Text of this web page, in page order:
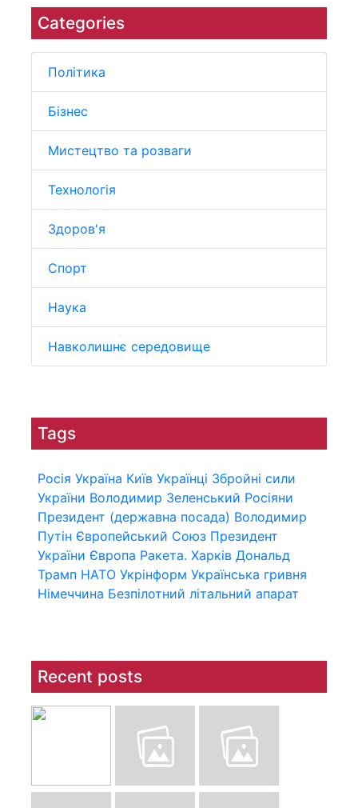
Categories
Політика
Бізнес
Мистецтво та розваги
Технологія
Здоров'я
Спорт
Наука
Навколишнє середовище
Tags
Росія Україна Київ Українці Збройні сили
України Володимир Зеленський Росіяни
Президент (державна посада) Володимир
Путін Європейський Союз Президент
України Європа Ракета. Харків Дональд
Трамп НАТО Укрінформ Українська гривня
Німеччина Безпілотний літальний апарат
Recent posts